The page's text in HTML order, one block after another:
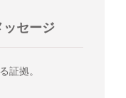
ッセージ
証拠。